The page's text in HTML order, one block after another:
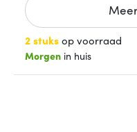
2 stuksop voorraad
Morgen in huis